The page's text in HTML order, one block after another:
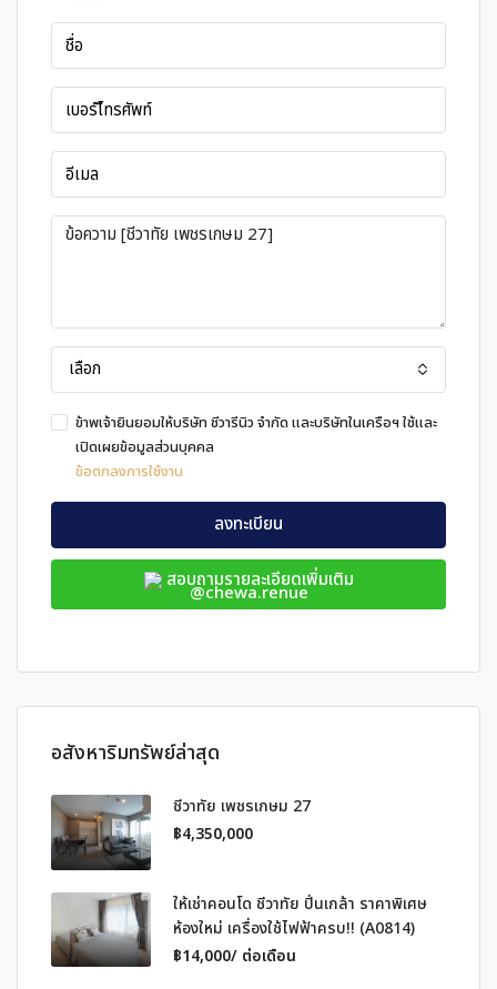
เลือก
ข้าพเจ้ายินยอมให้บริษัท ชีวารีนิว จำกัด และบริษัทในเครือฯ ใช้และ
เปิดเผยข้อมูลส่วนบุคคล
ข้อตกลงการใช้งาน
ลงทะเบียน
สอบถามรายละเอียดเพิ่มเติม
@chewa.renue
อสังหาริมทรัพย์ล่าสุด
ชีวาทัย เพชรเกษม 27
฿4,350,000
ให้เช่าคอนโด ชีวาทัย ปิ่นเกล้า ราคาพิเศษ
ห้องใหม่ เครื่องใช้ไฟฟ้าครบ!! (A0814)
฿14,000/ ต่อเดือน